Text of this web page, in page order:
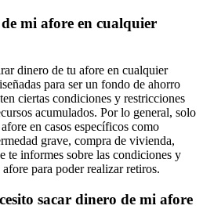
mi afore en cualquier
dinero de tu afore en cualquier
para ser un fondo de ahorro
ciertas condiciones y restricciones
acumulados. Por lo general, solo
en casos específicos como
grave, compra de vivienda,
te informes sobre las condiciones y
para poder realizar retiros.
sacar dinero de mi afore